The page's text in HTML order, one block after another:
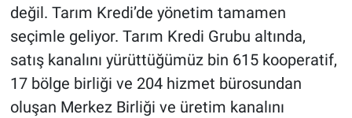
değil. Tarım Kredi’de yönetim tamamen
seçimle geliyor. Tarım Kredi Grubu altında,
satış kanalını yürüttüğümüz bin 615 kooperatif,
17 bölge birliği ve 204 hizmet bürosundan
oluşan Merkez Birliği ve üretim kanalını